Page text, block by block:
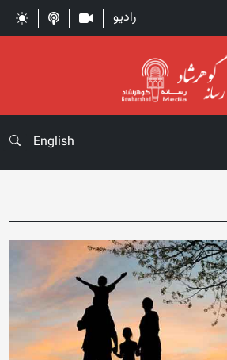
رادیو
English